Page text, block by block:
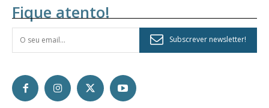
Fique atento!
Subscrever newsletter!